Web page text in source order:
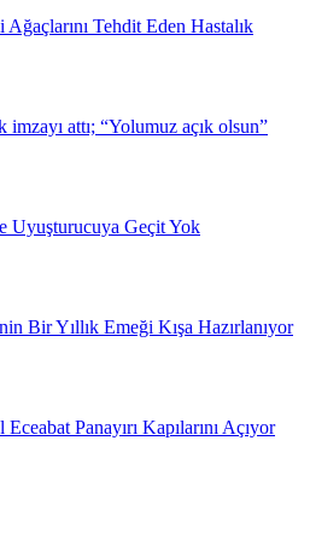
Ağaçlarını Tehdit Eden Hastalık
imzayı attı; “Yolumuz açık olsun”
Uyuşturucuya Geçit Yok
Bir Yıllık Emeği Kışa Hazırlanıyor
Panayırı Kapılarını Açıyor